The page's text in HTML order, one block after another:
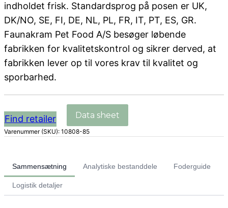
indholdet frisk. Standardsprog på posen er UK,
DK/NO, SE, FI, DE, NL, PL, FR, IT, PT, ES, GR.
Faunakram Pet Food A/S besøger løbende
fabrikken for kvalitetskontrol og sikrer derved, at
fabrikken lever op til vores krav til kvalitet og
sporbarhed.
Find retailer
Varenummer (SKU): 10808-85
Sammensætning Analytiske bestanddele Foderguide
Logistik detaljer